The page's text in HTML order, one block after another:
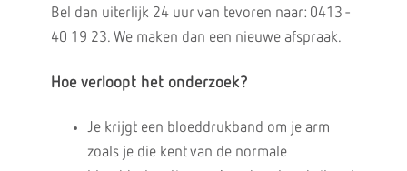
Bel dan uiterlijk 24 uur van tevoren naar: 0413 -
40 19 23. We maken dan een nieuwe afspraak.
Hoe verloopt het onderzoek?
Je krijgt een bloeddrukband om je arm
zoals je die kent van de normale